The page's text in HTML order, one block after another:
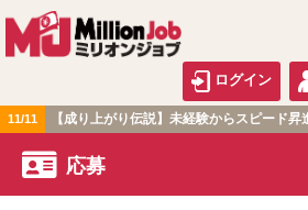
ログイン
11/11 【成り上がり伝説】未経験からスピード昇進！転職を重ねて見
北海道・東北版
応募